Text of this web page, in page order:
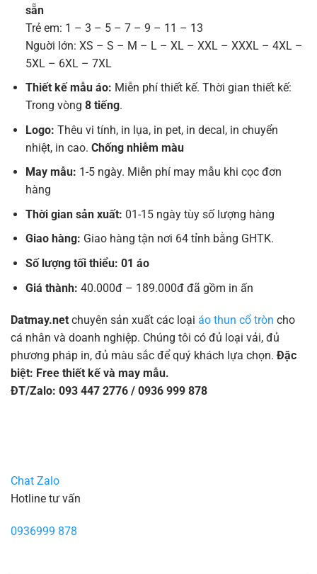
sẵn
Trẻ em: 1 – 3 – 5 – 7 – 9 – 11 – 13
Nguời lớn: XS – S – M – L – XL – XXL – XXXL – 4XL –
5XL – 6XL – 7XL
Thiết kế mẫu áo: Miễn phí thiết kế. Thời gian thiết kế:
Trong vòng 8 tiếng.
Logo: Thêu vi tính, in lụa, in pet, in decal, in chuyển
nhiệt, in cao. Chống nhiễm màu
May mẫu: 1-5 ngày. Miễn phí may mẫu khi cọc đơn
hàng
Thời gian sản xuất: 01-15 ngày tùy số lượng hàng
Giao hàng: Giao hàng tận nơi 64 tỉnh bằng GHTK.
Số lượng tối thiểu: 01 áo
Giá thành: 40.000đ – 189.000đ đã gồm in ấn
Datmay.net chuyên sản xuất các loại áo thun cổ tròn cho
cá nhân và doanh nghiệp. Chúng tôi có đủ loại vải, đủ
phương pháp in, đủ màu sắc để quý khách lựa chọn. Đặc
biệt: Free thiết kế và may mẫu.
ĐT/Zalo: 093 447 2776 / 0936 999 878
Chat Zalo
Hotline tư vấn
0936999 878